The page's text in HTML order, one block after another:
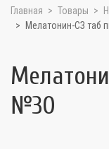
Главная Товары
Мелатонин-СЗ таб
№30